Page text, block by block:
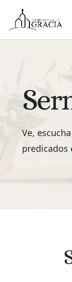
Ve,
predicados